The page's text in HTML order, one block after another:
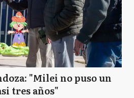
"Milei no puso un
tres años"